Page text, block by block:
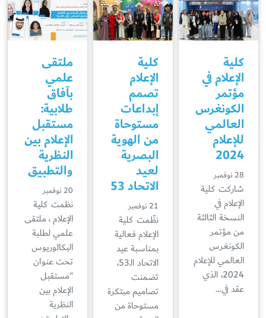
كلية
الإعلام في
مؤتمر
الكونغرس
العالمي
للإعلام
2024
28 نوفمبر
شاركت كلية
الإعلام في
النسخة الثالثة
من مؤتمر
الكونغرس
العالمي للإعلام
2024، الذي
عقد في…
كلية
الإعلام
تصمم
إبداعات
مستوحاة
من الهوية
البصرية
لعيد
الاتحاد 53
21 نوفمبر
نظّمت كلية
الإعلام فعالية
بمناسبة عيد
الاتحاد الـ53،
تضمنت
تصاميم مبتكرة
مستوحاة من
ملتقى
علمي
بآفاق
طلابية:
مستقبل
الإعلام بين
النظرية
والتطبيق
20 نوفمبر
نظمت كلية
الإعلام ، ملتقى
علمي لطلبة
البكالوريوس
تحت عنوان
"مستقبل
الإعلام بين
النظرية